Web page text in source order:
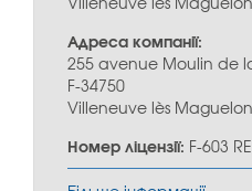
Адреса компанії:
255 avenue Moulin de
F-34750
Villeneuve lès
Номер ліцензії: F-603 RE